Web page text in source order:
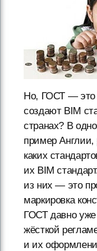
Но, ГОСТ — это
создают BIM
странах? В
пример Англии,
каких
их BIM
из них — это
маркировка
ГОСТ давно
жёсткой
и их